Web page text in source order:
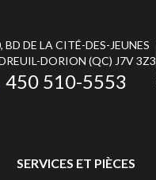
BD DE LA CITÉ-DES-JEUNES
DORION (QC) J7V 3Z3
450 510-5553
SERVICES ET PIÈCES